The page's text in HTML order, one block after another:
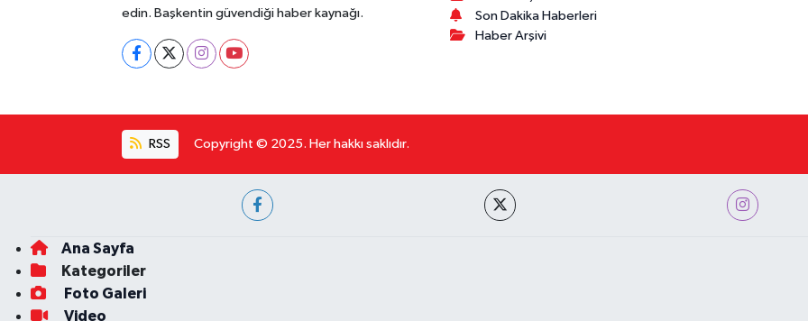
ve kültürel gelişmeler için Zafer Gazetesi'ni takip
Tüm Manşetler
Son Dakika Haberleri
RSS
Ana Sayfa
Kategoriler
Foto Galeri